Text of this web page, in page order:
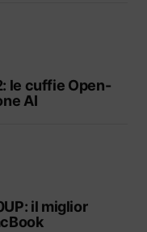
le cuffie Open-
AI
il miglior